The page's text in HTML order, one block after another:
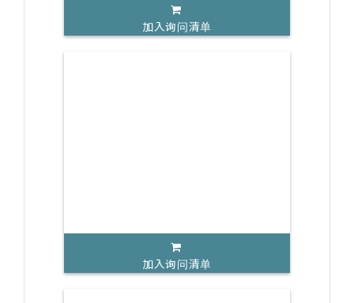
加入询问清单
加入询问清单